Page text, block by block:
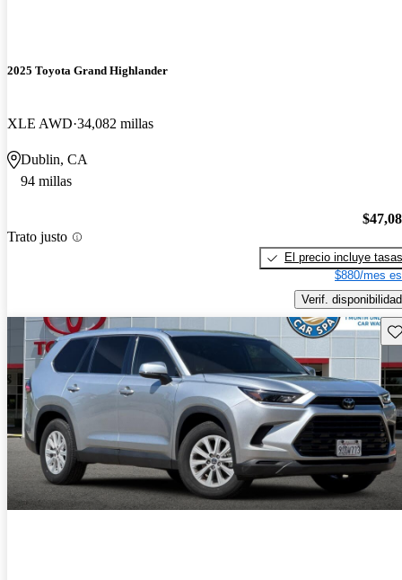
2025 Toyota Grand Highlander
XLE AWD 34,082 millas
Dublin, CA
94 millas
Trato justo
El precio incluye tasas
$880/mes
Verif. disponibilidad